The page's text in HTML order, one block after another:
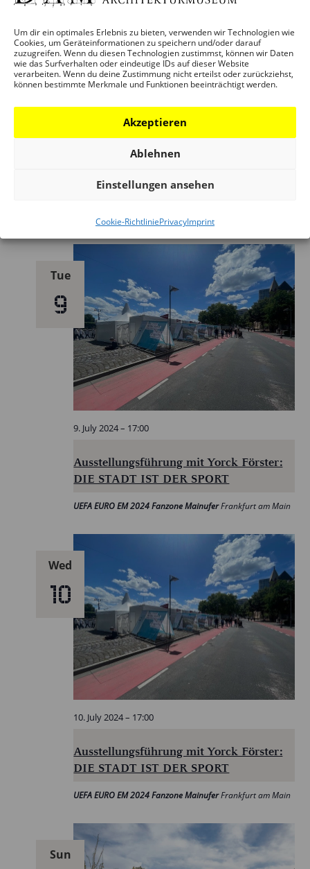
Um dir ein optimales Erlebnis zu bieten, verwenden wir Technologien wie
Cookies, um Geräteinformationen zu speichern und/oder darauf
zuzugreifen. Wenn du diesen Technologien zustimmst, können wir Daten
wie das Surfverhalten oder eindeutige IDs auf dieser Website
verarbeiten. Wenn du deine Zustimmung nicht erteilst oder zurückziehst,
können bestimmte Merkmale und Funktionen beeinträchtigt werden.
Akzeptieren
Ablehnen
Einstellungen ansehen
Cookie-RichtliniePrivacyImprint
6
DIE STADT IST DER SPORT
6. July 2024 – 16:00
UEFA EURO EM 2024 Fanzone Mainufer
Tue
9
Ausstellungsführung mit Yorck Förster:
DIE STADT IST DER SPORT
9. July 2024 – 17:00
UEFA EURO EM 2024 Fanzone MainuferFrankfurt am Main
Wed
10
Ausstellungsführung mit Yorck Förster:
DIE STADT IST DER SPORT
10. July 2024 – 17:00
UEFA EURO EM 2024 Fanzone MainuferFrankfurt am Main
Sun